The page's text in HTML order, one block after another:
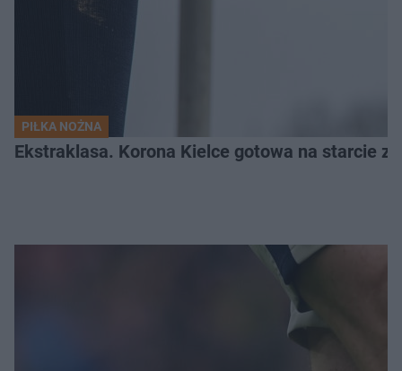
PIŁKA NOŻNA
Ekstraklasa. Korona Kielce gotowa na starcie z